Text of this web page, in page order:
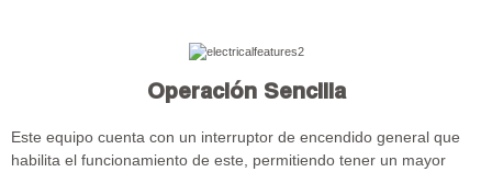
Operación Sencilla
Este equipo cuenta con un interruptor de encendido general que
habilita el funcionamiento de este, permitiendo tener un mayor